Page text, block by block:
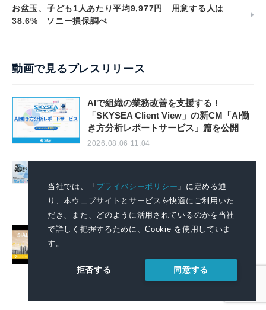
当社では、「プライバシーポリシー 」に定める通
り、本ウェブサイトとサービスを快適にご利用いた
だき、また、どのように活用されているのかを当社
で詳しく把握するために、Cookie を使用していま
す。
拒否する 同意する
お盆玉、子ども1人あたり平均9,977円 用意する人は
38.6% ソニー損保調べ
動画で見るプレスリリース
AIで組織の業務改善を支援する！
「SKYSEA Client View」の新CM「AI働
き方分析レポートサービス」篇を公開
2026.08.06 11:04
革」篇の放映を開始
2026.08.06 11:04
September 2026: SIAL Guangzhou Expands
2026.08.06 09:51